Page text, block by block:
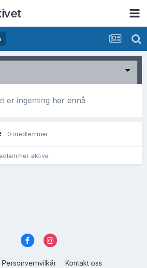
er ingenting her ennå
0 medlemmer
aktive
Personvernvilkår
Kontakt oss